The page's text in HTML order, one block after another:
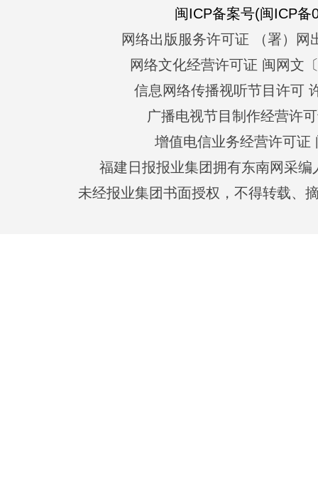
闽ICP备案号(闽ICP备
网络出版服务许可证 （署）网
网络文化经营许可证 闽网文
信息网络传播视听节目许可
广播电视节目制作经营许
增值电信业务经营许可证
福建日报报业集团拥有东南网采
未经报业集团书面授权，不得转载、